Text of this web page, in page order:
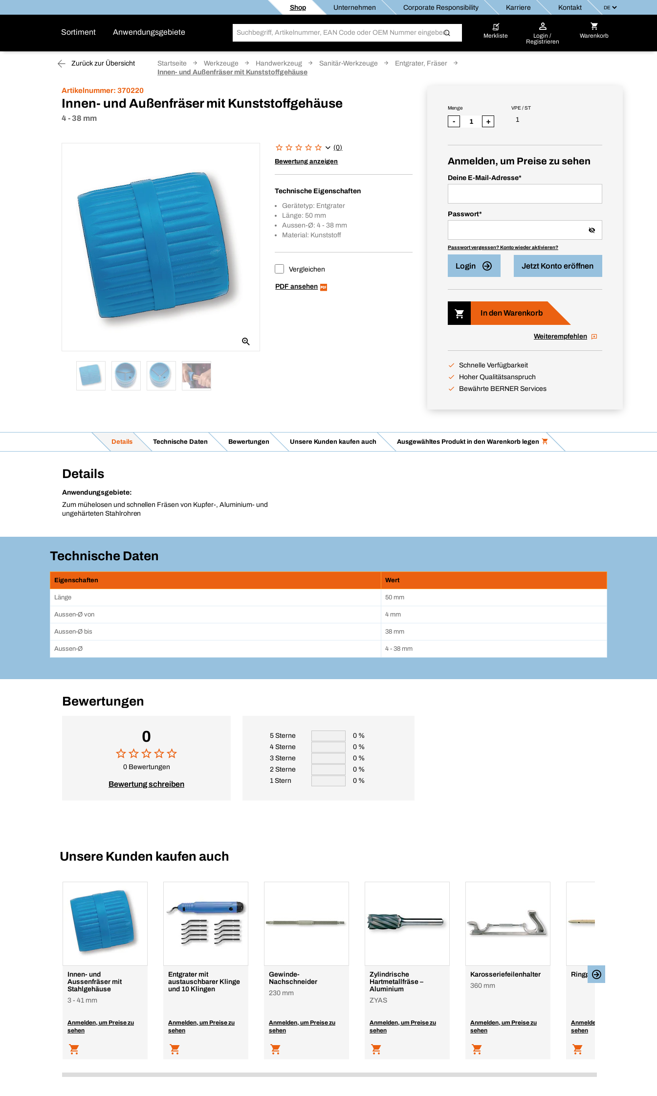
Shop Unternehmen Corporate Responsibility Karriere Kontakt
Sortiment Anwendungsgebiete Merkliste
Login /
Registrieren
Warenkorb
Zurück zur Übersicht Startseite Werkzeuge Handwerkzeug Sanitär-Werkzeuge
Entgrater, Fräser
Innen- und Außenfräser mit Kunststoffgehäuse
Artikelnummer: 370220
Innen- und Außenfräser mit Kunststoffgehäuse
4 - 38 mm
(0)
Bewertung anzeigen
Technische Eigenschaften
Gerätetyp: Entgrater
Länge: 50 mm
Aussen-Ø: 4 - 38 mm
Material: Kunststoff
Vergleichen
PDF ansehen
VPE / ST
1
Menge
- +
Anmelden, um Preise zu sehen
Deine E-Mail-Adresse*
Passwort*
Passwort vergessen? Konto wieder aktivieren?
Login Jetzt Konto eröffnen
In den Warenkorb
Weiterempfehlen
Schnelle Verfügbarkeit
Hoher Qualitätsanspruch
Bewährte BERNER Services
Details Technische Daten Bewertungen Unsere Kunden kaufen auch Ausgewähltes Produkt in den Warenkorb legen
Details
Anwendungsgebiete:
Zum mühelosen und schnellen Fräsen von Kupfer-, Aluminium- und
ungehärteten Stahlrohren
Technische Daten
Eigenschaften Wert
Länge 50 mm
Aussen-Ø von 4 mm
Aussen-Ø bis 38 mm
Aussen-Ø 4 - 38 mm
Bewertungen
0
0 Bewertungen
Bewertung schreiben
5 Sterne
0 %
4 Sterne
0 %
3 Sterne
0 %
2 Sterne
0 %
1 Stern
0 %
Unsere Kunden kaufen auch
Innen- und
Aussenfräser mit
Stahlgehäuse
3 - 41 mm
Anmelden, um Preise zu
sehen
Entgrater mit
austauschbarer Klinge
und 10 Klingen
Anmelden, um Preise zu
sehen
Gewinde-
Nachschneider
230 mm
Anmelden, um Preise zu
sehen
Zylindrische
Hartmetallfräse –
Aluminium
ZYAS
Anmelden, um Preise zu
sehen
Karosseriefeilenhalter
360 mm
Anmelden, um Preise zu
sehen
Ringpinsel mit Holzgriff
Anmelden, um Preise zu
sehen